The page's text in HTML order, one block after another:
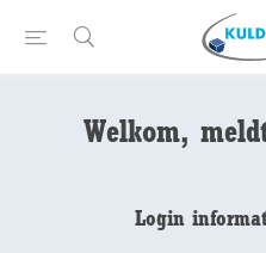
Welkom,
Login